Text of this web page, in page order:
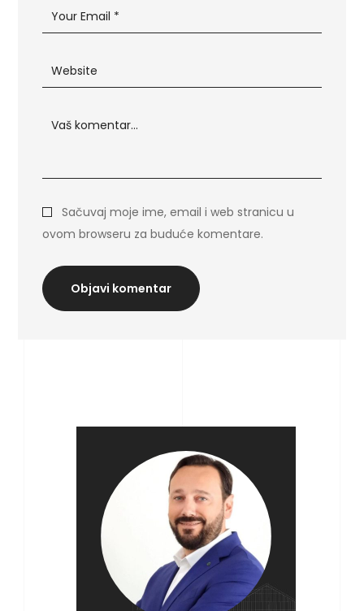
Sačuvaj moje ime, email i web stranicu u
ovom browseru za buduće komentare.
Objavi komentar